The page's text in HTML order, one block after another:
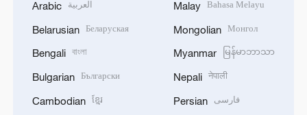
Arabic العربية
Belarusian Беларуская
Bengali বাংলা
Bulgarian Български
Cambodian ខ្មែរ
Malay Bahasa Melayu
Mongolian Монгол
Myanmar မြန်မာဘာသာ
Nepali नेपाली
Persian فارسی